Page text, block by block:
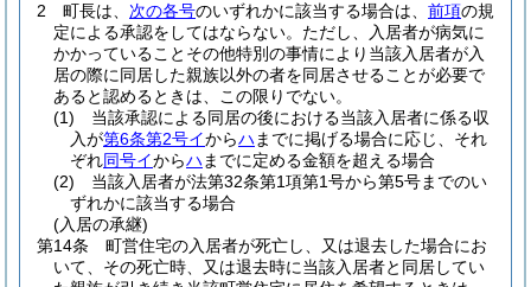
2
町長は、 次の各号のいずれかに該当する場合は、 前項の規
定による承認をしてはならない。 ただし、入居者が病気に
かかっていることその他特別の事情により当該入居者が入
居の際に同居した親族以外の者を同居させることが必要で
あると認めるときは、この限りでない。
(1)
当該承認による同居の後における当該入居者に係る収
入が第6条第2号イからハ までに掲げる場合に応じ、それ
ぞれ同号イからハ までに定める金額を超える場合
(2)
当該入居者が法第32条第1項第1号から第5号までのい
ずれかに該当する場合
(入居の承継)
第14条
町営住宅の入居者が死亡し、又は退去した場合にお
いて、その死亡時、又は退去時に当該入居者と同居してい